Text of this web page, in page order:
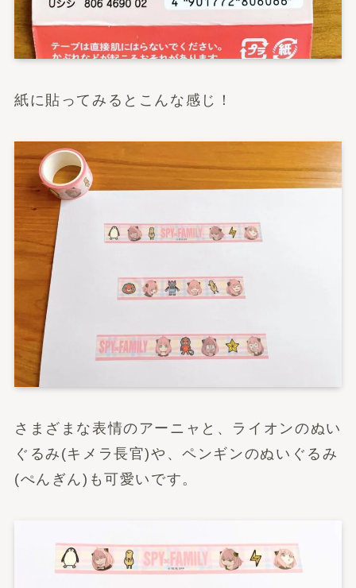
紙に貼ってみるとこんな感じ！
さまざまな表情のアーニャと、ライオンのぬい
ぐるみ(キメラ長官)や、ペンギンのぬいぐるみ
(ぺんぎん)も可愛いです。